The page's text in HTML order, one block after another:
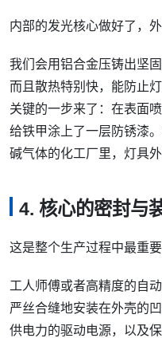
内部的发光核心做好了，
我们会用铝合金压铸出坚
而且散热特别快，能防止
关键的一步来了：在表面
给铁甲涂上了一层防锈漆
碱气体的化工厂里，灯具
4. 核心的密封与
这是整个生产过程中最重
工人师傅或者高精度的自
严丝合缝地安装在外壳的
供电力的驱动电源，以及